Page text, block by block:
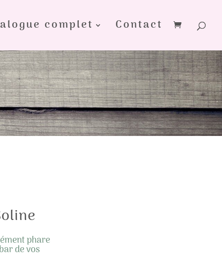
complet Contact
phare
de vos